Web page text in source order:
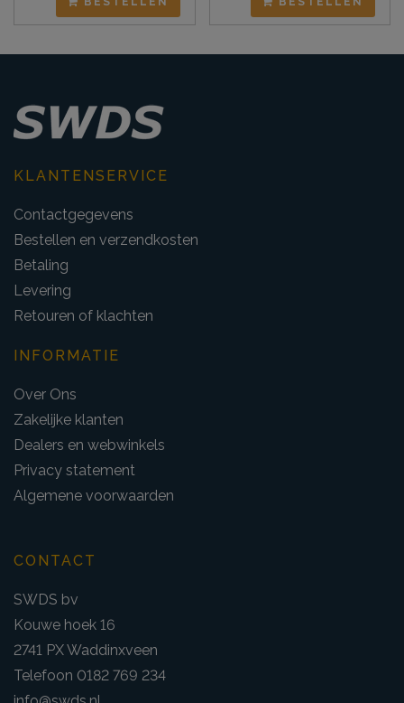
KLANTENSERVICE
Contactgegevens
Bestellen en verzendkosten
Betaling
Levering
Retouren of klachten
INFORMATIE
Over Ons
Zakelijke klanten
Dealers en webwinkels
Privacy statement
Algemene voorwaarden
CONTACT
SWDS bv
Kouwe hoek 16
2741 PX Waddinxveen
Telefoon 0182 769 234